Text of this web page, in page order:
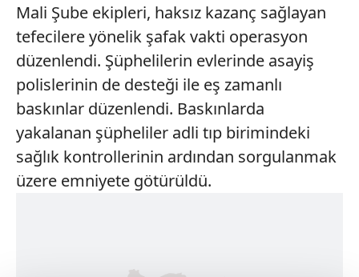
Mali Şube ekipleri, haksız kazanç sağlayan
tefecilere yönelik şafak vakti operasyon
düzenlendi. Şüphelilerin evlerinde asayiş
polislerinin de desteği ile eş zamanlı
baskınlar düzenlendi. Baskınlarda
yakalanan şüpheliler adli tıp birimindeki
sağlık kontrollerinin ardından sorgulanmak
üzere emniyete götürüldü.